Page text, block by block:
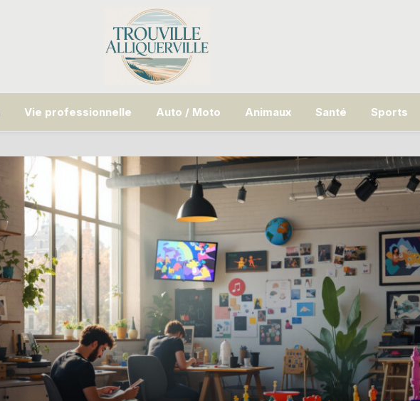
Vie professionnelle Auto / Moto Animaux Santé Sports